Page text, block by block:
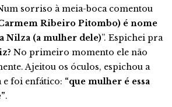
sorriso à meia-boca comentou
Ribeiro Pitombo) é nome
Nilza (a mulher dele)”. Espichei pra
No primeiro momento ele não
Ajeitou os óculos, espichou a
e foi enfático: “que mulher é essa
.